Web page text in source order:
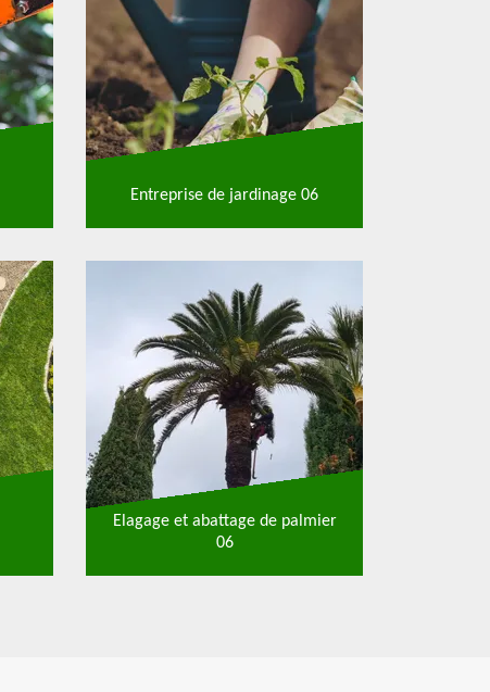
Entreprise de jardinage 06
Elagage et abattage de palmier
06